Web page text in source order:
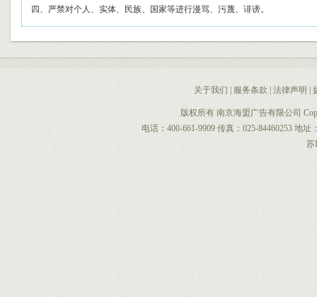
四、严禁对个人、实体、民族、国家等进行漫骂、污蔑、诽谤。
关于我们 服务条款 法律声明
版权所有 南京海盟广告有限公司
电话：400-661-9909 传真：025-84460253 地
苏